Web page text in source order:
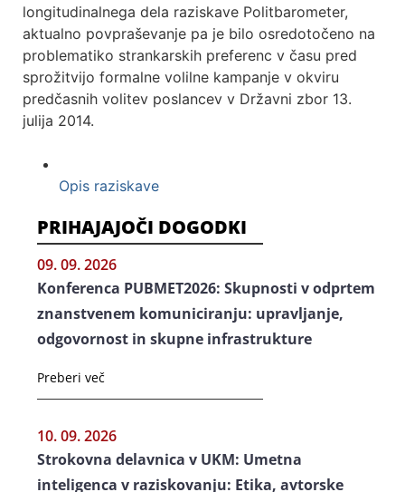
longitudinalnega dela raziskave Politbarometer,
aktualno povpraševanje pa je bilo osredotočeno na
problematiko strankarskih preferenc v času pred
sprožitvijo formalne volilne kampanje v okviru
predčasnih volitev poslancev v Državni zbor 13.
julija 2014.
Opis raziskave
PRIHAJAJOČI DOGODKI
09. 09. 2026
Konferenca PUBMET2026: Skupnosti v odprtem
znanstvenem komuniciranju: upravljanje,
odgovornost in skupne infrastrukture
Preberi več
10. 09. 2026
Strokovna delavnica v UKM: Umetna
inteligenca v raziskovanju: Etika, avtorske